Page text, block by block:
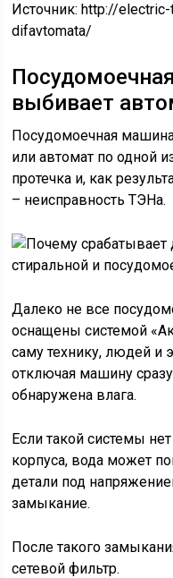
Источник:http://electric-
difavtomata/
выбивает
Посудомоечная
или автомат по одной
протечка и, как
– неисправность ТЭНа.
Далеко не все
оснащены системой
саму технику, людей и
отключая машину
обнаружена влага.
Если такой системы
корпуса, вода может
детали под
замыкание.
После такого
сетевой фильтр.